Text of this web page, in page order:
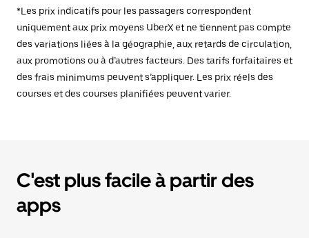
*Les prix indicatifs pour les passagers correspondent
uniquement aux prix moyens UberX et ne tiennent pas compte
des variations liées à la géographie, aux retards de circulation,
aux promotions ou à d’autres facteurs. Des tarifs forfaitaires et
des frais minimums peuvent s’appliquer. Les prix réels des
courses et des courses planifiées peuvent varier.
C'est plus facile à partir des
apps